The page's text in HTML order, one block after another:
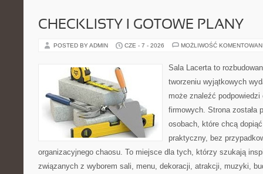
CHECKLISTY I GOTOWE PLANY
POSTED BY ADMIN CZE - 7 - 2026 MOŻLIWOŚĆ
Sala Lacerta to
tworzeniu wyjątkowych
może znaleźć
firmowych. Strona została
osobach, które chcą
praktyczny, bez
organizacyjnego chaosu. To miejsce dla tych, którzy szukają
związanych z wyborem sali, menu, dekoracji, atrakcji, muzyki,